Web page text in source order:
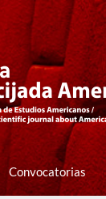
Convocatorias